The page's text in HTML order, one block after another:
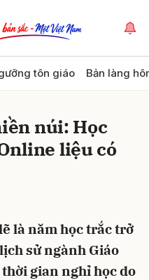
tôn giáo Bản làng
núi: Học
liệu có
là năm học trắc trở
sử ngành Giáo
gian nghỉ học do